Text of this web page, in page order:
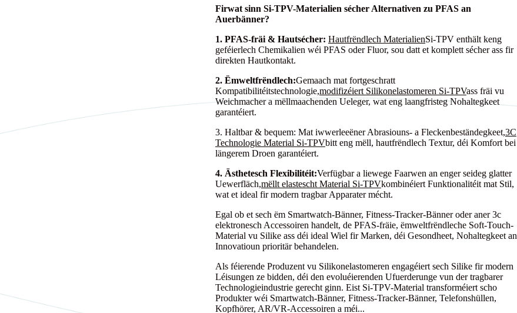
Firwat sinn Si-TPV-Materialien sécher Alternativen zu PFAS an
Auerbänner?
1. PFAS-fräi & Hautsécher: Hautfrëndlech MaterialienSi-TPV enthält keng
geféierlech Chemikalien wéi PFAS oder Fluor, sou datt et komplett sécher ass fir
direkten Hautkontakt.
2. Ëmweltfrëndlech:Gemaach mat fortgeschratt
Kompatibilitéitstechnologie,modifizéiert Silikonelastomeren Si-TPVass fräi vu
Weichmacher a mëllmaachenden Ueleger, wat eng laangfristeg Nohaltegkeet
garantéiert.
3. Haltbar & bequem: Mat iwwerleeëner Abrasiouns- a Fleckenbeständegkeet,3C
Technologie Material Si-TPVbitt eng mëll, hautfrëndlech Textur, déi Komfort bei
längerem Droen garantéiert.
4. Ästhetesch Flexibilitéit:Verfügbar a liewege Faarwen an enger seideg glatter
Uewerfläch,mëllt elastescht Material Si-TPVkombinéiert Funktionalitéit mat Stil,
wat et ideal fir modern tragbar Apparater mécht.
Egal ob et sech ëm Smartwatch-Bänner, Fitness-Tracker-Bänner oder aner 3c
elektronesch Accessoiren handelt, de PFAS-fräie, ëmweltfrëndleche Soft-Touch-
Material vu Silike ass déi ideal Wiel fir Marken, déi Gesondheet, Nohaltegkeet an
Innovatioun prioritär behandelen.
Als féierende Produzent vu Silikonelastomeren engagéiert sech Silike fir modern
Léisungen ze bidden, déi den evoluéierenden Ufuerderunge vun der tragbarer
Technologieindustrie gerecht ginn. Eist Si-TPV-Material transforméiert scho
Produkter wéi Smartwatch-Bänner, Fitness-Tracker-Bänner, Telefonshüllen,
Kopfhörer, AR/VR-Accessoiren a méi...